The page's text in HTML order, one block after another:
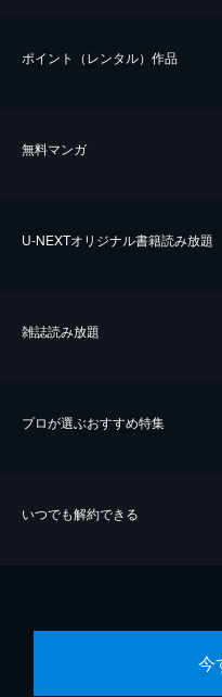
ポイント（レンタル）作品
無料マンガ
U-NEXTオリジナル書籍読み放題
雑誌読み放題
プロが選ぶおすすめ特集
いつでも解約できる
今